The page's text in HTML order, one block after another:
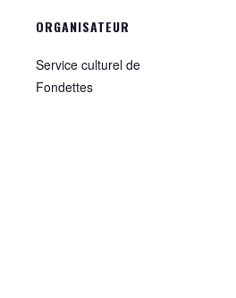
ORGANISATEUR
Service culturel de
Fondettes